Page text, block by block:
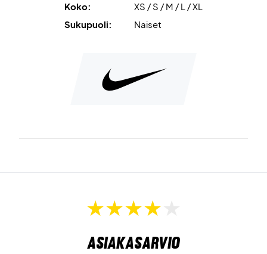
Koko:
XS / S / M / L / XL
Sukupuoli:
Naiset
Asiakasarvio